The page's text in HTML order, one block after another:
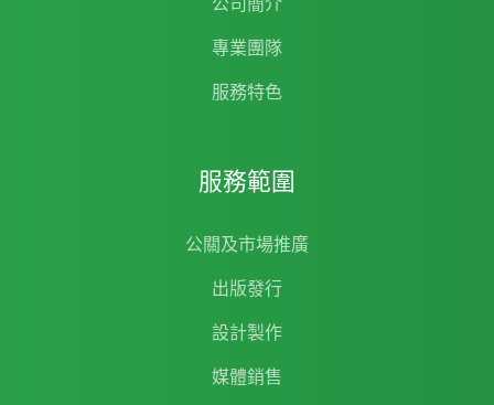
專業團隊
服務特色
服務範圍
公關及市場推廣
出版發行
設計製作
媒體銷售